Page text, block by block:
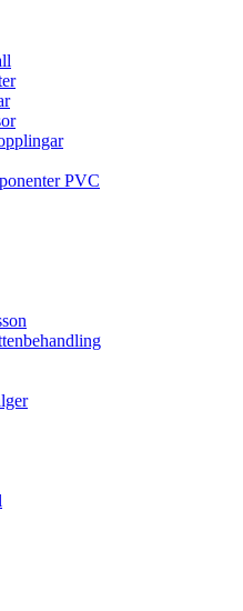
PVC